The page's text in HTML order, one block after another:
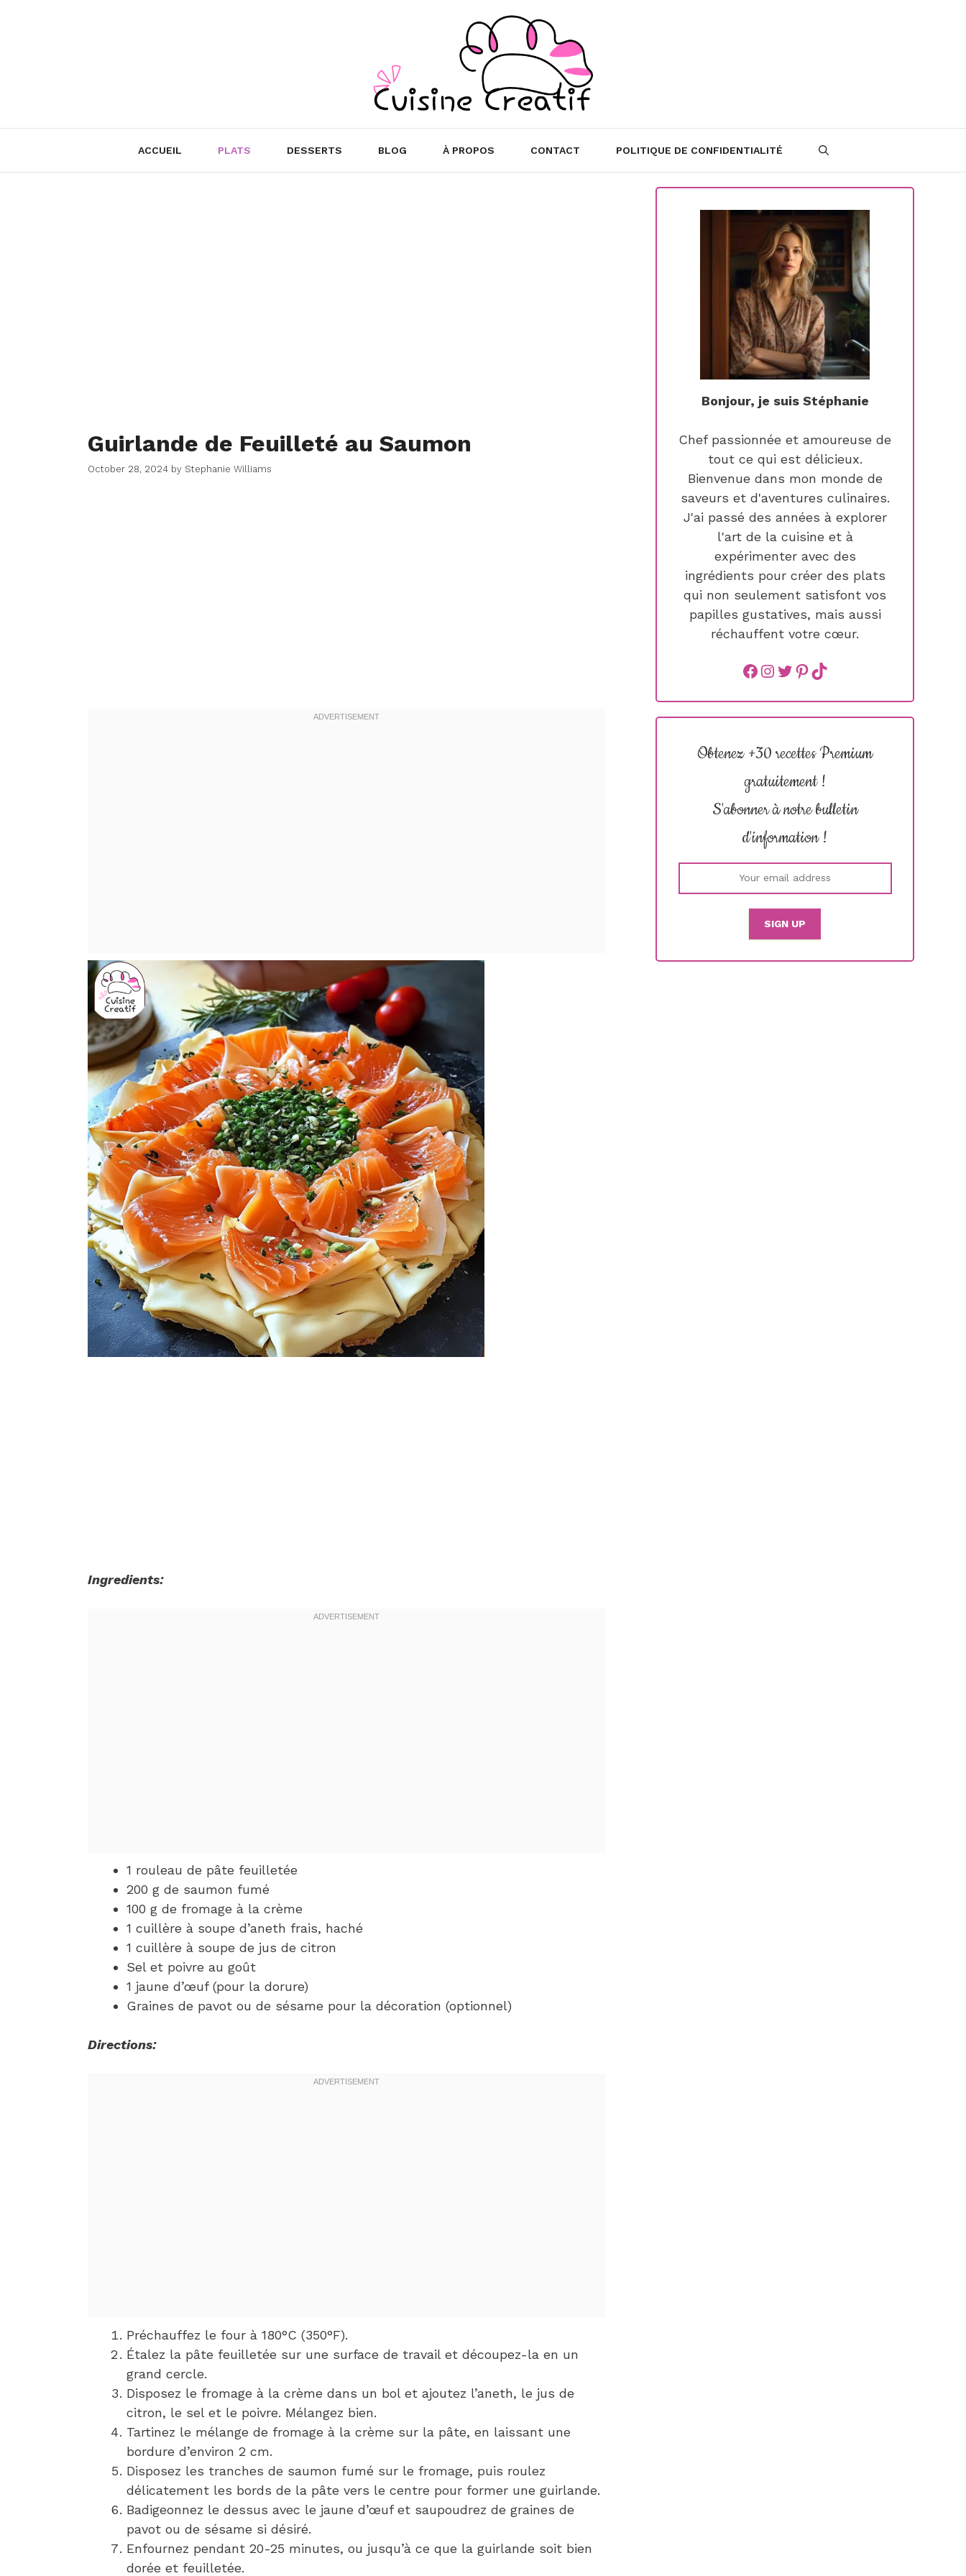
ACCUEIL PLATS DESSERTS BLOG À PROPOS CONTACT POLITIQUE DE CONFIDENTIALITÉ
Guirlande de Feuilleté au Saumon
October 28, 2024 by Stephanie Williams
Ingredients:
1 rouleau de pâte feuilletée
200 g de saumon fumé
100 g de fromage à la crème
1 cuillère à soupe d’aneth frais, haché
1 cuillère à soupe de jus de citron
Sel et poivre au goût
1 jaune d’œuf (pour la dorure)
Graines de pavot ou de sésame pour la décoration (optionnel)
Directions:
Préchauffez le four à 180°C (350°F).
Étalez la pâte feuilletée sur une surface de travail et découpez-la en un
grand cercle.
Disposez le fromage à la crème dans un bol et ajoutez l’aneth, le jus de
citron, le sel et le poivre. Mélangez bien.
Tartinez le mélange de fromage à la crème sur la pâte, en laissant une
bordure d’environ 2 cm.
Disposez les tranches de saumon fumé sur le fromage, puis roulez
délicatement les bords de la pâte vers le centre pour former une guirlande.
Badigeonnez le dessus avec le jaune d’œuf et saupoudrez de graines de
pavot ou de sésame si désiré.
Enfournez pendant 20-25 minutes, ou jusqu’à ce que la guirlande soit bien
dorée et feuilletée.
Bonjour, je suis Stéphanie
Chef passionnée et amoureuse de
tout ce qui est délicieux.
Bienvenue dans mon monde de
saveurs et d'aventures culinaires.
J'ai passé des années à explorer
l'art de la cuisine et à
expérimenter avec des
ingrédients pour créer des plats
qui non seulement satisfont vos
papilles gustatives, mais aussi
réchauffent votre cœur.
Facebook
instagram
Twitter
Pinterest
TikTok
Obtenez +30 recettes Premium
gratuitement !
S'abonner à notre bulletin
d'information !